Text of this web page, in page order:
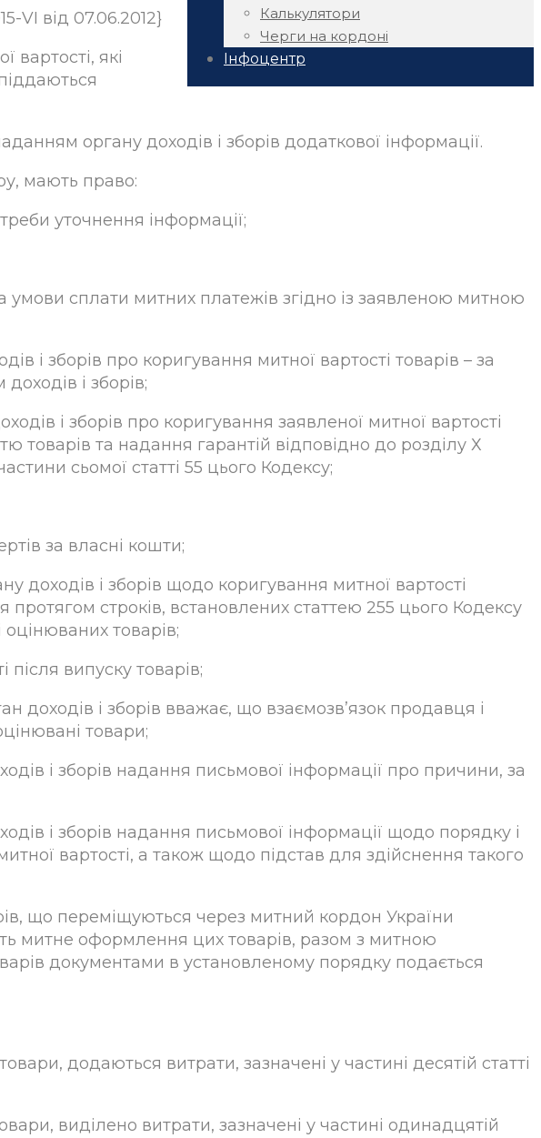
Калькулятори
Черги на кордоні
Інфоцентр
VI від 07.06.2012}
вартості, які
органу доходів і зборів додаткової інформації.
мають право:
уточнення інформації;
умови сплати митних платежів згідно із заявленою митною
і зборів про коригування митної вартості товарів – за
і зборів;
і зборів про коригування заявленої митної вартості
товарів та надання гарантій відповідно до розділу Х
сьомої статті 55 цього Кодексу;
за власні кошти;
і зборів щодо коригування митної вартості
протягом строків, встановлених статтею 255 цього Кодексу
товарів;
випуску товарів;
доходів і зборів вважає, що взаємозв’язок продавця і
товари;
і зборів надання письмової інформації про причини, за
і зборів надання письмової інформації щодо порядку і
вартості, а також щодо підстав для здійснення такого
що переміщуються через митний кордон України
митне оформлення цих товарів, разом з митною
документами в установленому порядку подається
додаються витрати, зазначені у частині десятій статті
виділено витрати, зазначені у частині одинадцятій